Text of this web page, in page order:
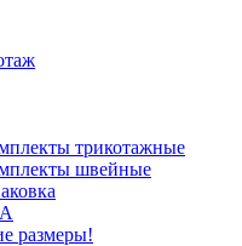
трикотажные
швейные
размеры!